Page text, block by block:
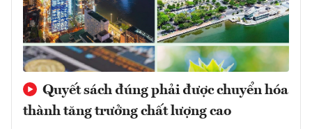
Quyết sách đúng phải được chuyển hóa
thành tăng trưởng chất lượng cao